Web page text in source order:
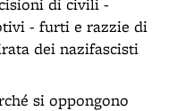
- furti e razzie di
dei nazifascisti
si oppongono